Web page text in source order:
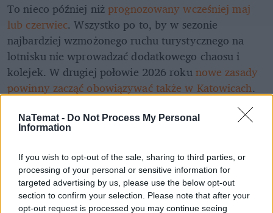
NaTemat - Do Not Process My Personal
Information
If you wish to opt-out of the sale, sharing to third parties, or
processing of your personal or sensitive information for
targeted advertising by us, please use the below opt-out
section to confirm your selection. Please note that after your
opt-out request is processed you may continue seeing
To nieco później niż prognozowany wcześniej maj
lub czerwiec. Wszystko po to, by w sezonie
najbardziej wzmożonego ruchu turystycznego na
lotnisku nie wprowadzać dodatkowego chaosu i
kolejek. W drugiej połowie 2026 roku nowe zasady
powinny zacząć obowiązywać także w Katowicach.
REKLAMA